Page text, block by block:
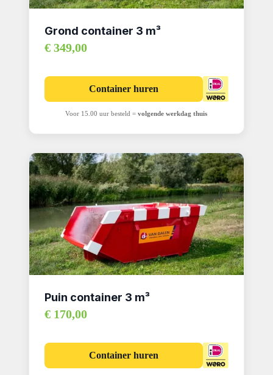
Grond container 3 m³
€ 349,00
Container huren
Voor 15.00 uur besteld =volgende werkdag thuis
Puin container 3 m³
€ 170,00
Container huren